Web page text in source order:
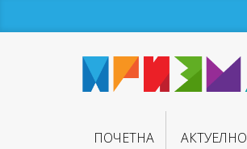
ПОЧЕТНА АКТУЕЛНО